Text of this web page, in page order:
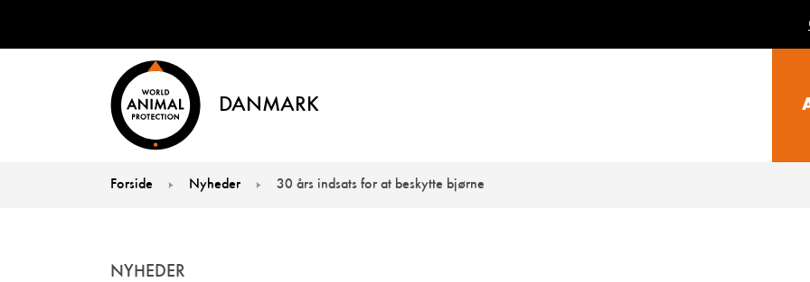
DANMARK
Forside Nyheder 30 års indsats for at beskytte bjørne
NYHEDER